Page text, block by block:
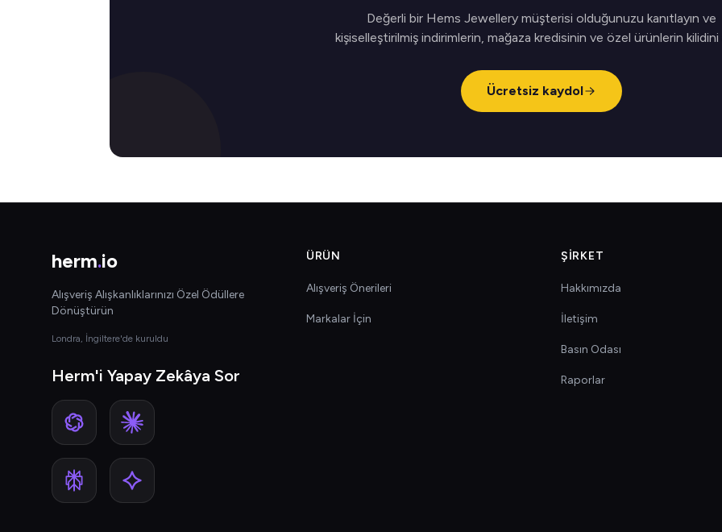
Değerli bir Hems Jewellery müşterisi olduğunuzu kanıtlayın ve
kişiselleştirilmiş indirimlerin, mağaza kredisinin ve özel ürünlerin kilidini
Ücretsiz kaydol
herm.io
Alışveriş Alışkanlıklarınızı Özel Ödüllere
Dönüştürün
Londra, İngiltere'de kuruldu
Herm'i Yapay Zekâya Sor
ÜRÜN
Alışveriş Önerileri
Markalar İçin
ŞIRKET
Hakkımızda
İletişim
Basın Odası
Raporlar